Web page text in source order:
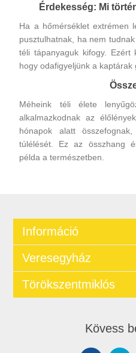
Érdekesség: Mi
Ha a hőmérséklet extrémen
pusztulhatnak, ha nem
téli tápanyaguk kifogy. Ezért
hogy odafigyeljünk a kaptárak
Méheink téli élete
alkalmazkodnak az
hónapok alatt
túlélését. Ez az összhang
példa a természetben.
Információ
Veresegyház
Törökszentmiklós
Kövess